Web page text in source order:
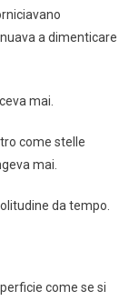
a dimenticare
mai.
come stelle
mai.
da tempo.
come se si